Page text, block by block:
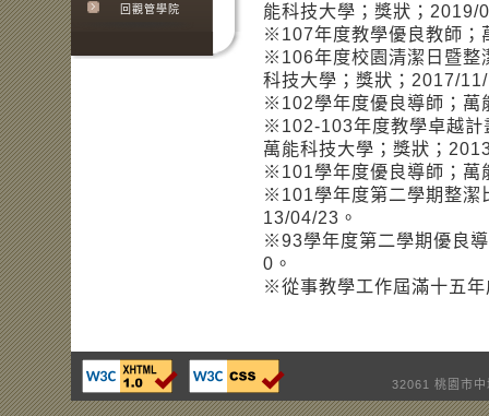
回觀管學院
能科技大學；獎狀；2019/
※107年度教學優良教師；
※106年度校園清潔日暨整
科技大學；獎狀；2017/
※102學年度優良導師；萬
※102-103年度教學卓越計
萬能科技大學；獎狀；
※101學年度優良導師；萬
※101學年度第二學期整潔
13/04/23。
※93學年度第二學期優良
0。
※從事教學工作屆滿十五
32061 桃園市